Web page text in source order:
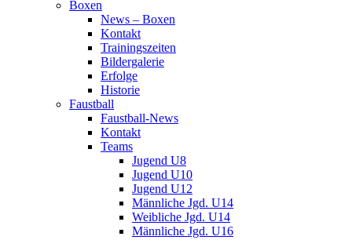
Boxen
News – Boxen
Kontakt
Trainingszeiten
Bildergalerie
Erfolge
Historie
Faustball
Faustball-News
Kontakt
Teams
Jugend U8
Jugend U10
Jugend U12
Männliche Jgd. U14
Weibliche Jgd. U14
Männliche Jgd. U16